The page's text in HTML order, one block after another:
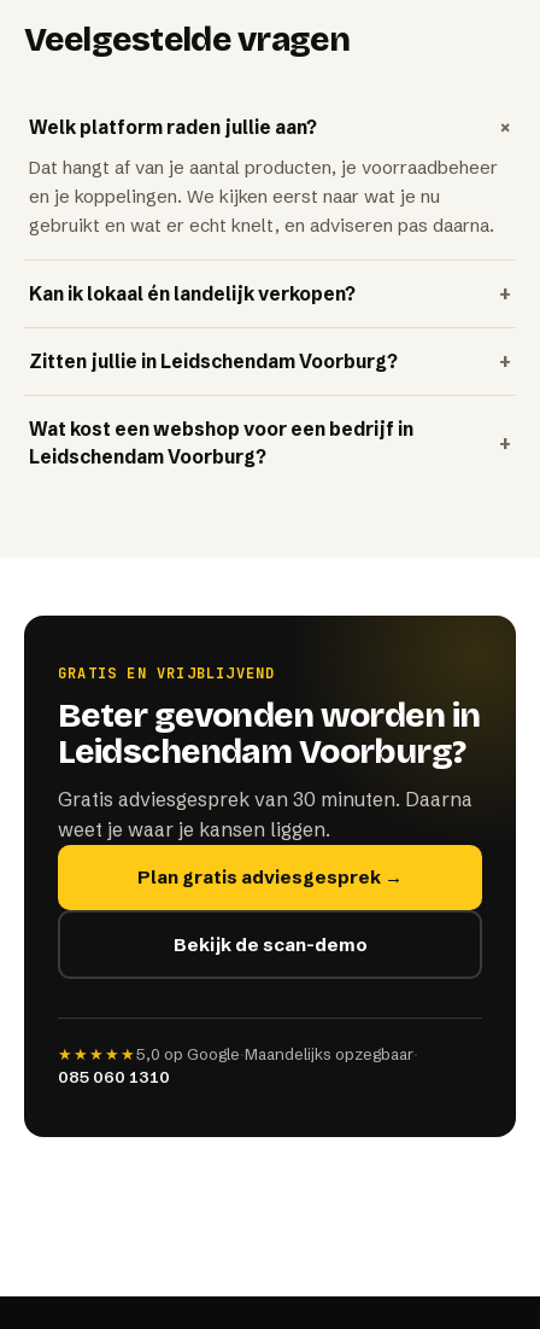
Veelgestelde vragen
Welk platform raden jullie aan? +
Dat hangt af van je aantal producten, je voorraadbeheer
en je koppelingen. We kijken eerst naar wat je nu
gebruikt en wat er echt knelt, en adviseren pas daarna.
Kan ik lokaal én landelijk verkopen? +
Zitten jullie in Leidschendam Voorburg? +
Wat kost een webshop voor een bedrijf in
Leidschendam Voorburg?
+
GRATIS EN VRIJBLIJVEND
Beter gevonden worden in
Leidschendam Voorburg?
Gratis adviesgesprek van 30 minuten. Daarna
weet je waar je kansen liggen.
Plan gratis adviesgesprek →
Bekijk de scan-demo
★★★★★5,0 op Google·Maandelijks opzegbaar·
085 060 1310